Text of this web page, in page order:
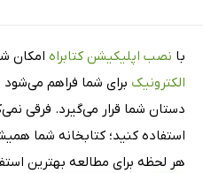
با نصب اپلیکیشن کتابراه امکان
الکترونیک برای شما فراهم می‌شود
دستان شما قرار می‌گیرد. فرقی
استفاده کنید؛ کتابخانه شما
هر لحظه برای مطالعه بهترین